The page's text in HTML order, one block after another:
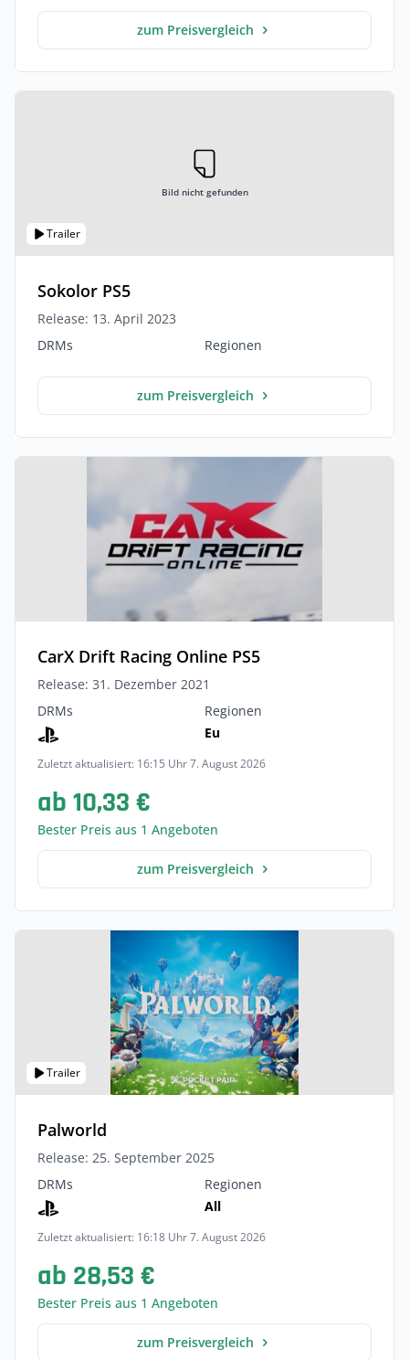
zum Preisvergleich
Trailer
Bild nicht gefunden
Sokolor PS5
Release: 13. April 2023
DRMs
Regionen
zum Preisvergleich
CarX Drift Racing Online PS5
Release: 31. Dezember 2021
DRMs
Regionen
Eu
Zuletzt aktualisiert: 16:15 Uhr 7. August 2026
ab 10,33 €
Bester Preis aus 1 Angeboten
zum Preisvergleich
Trailer
Palworld
Release: 25. September 2025
DRMs
Regionen
All
Zuletzt aktualisiert: 16:18 Uhr 7. August 2026
ab 28,53 €
Bester Preis aus 1 Angeboten
zum Preisvergleich